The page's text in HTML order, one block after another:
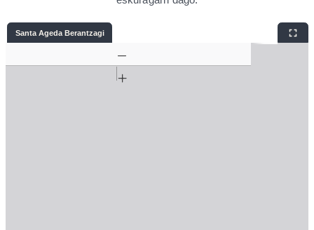
Santa Ageda Berantzagi